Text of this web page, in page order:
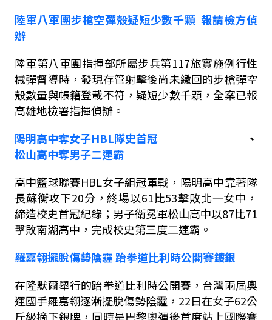
陸軍八軍團步槍空彈殼疑短少數千顆 報請檢方偵
辦
陸軍第八軍團指揮部所屬步兵第117旅實施例行性
械彈督導時，發現存管射擊後尚未繳回的步槍彈空
殼數量與帳籍登載不符，疑短少數千顆，全案已報
高雄地檢署指揮偵辦。
陽明高中奪女子HBL隊史首冠、
松山高中奪男子二連霸
高中籃球聯賽HBL女子組冠軍戰，陽明高中靠著隊
長蘇衡攻下20分，終場以61比53擊敗北一女中，
締造校史首冠紀錄；男子衛冕軍松山高中以87比71
擊敗南湖高中，完成校史第三度二連霸。
羅嘉翎擺脫傷勢陰霾跆拳道比利時公開賽鍍銀
在隆默爾舉行的跆拳道比利時公開賽，台灣兩屆奧
運國手羅嘉翎逐漸擺脫傷勢陰霾， 22日在女子62公
斤級摘下銀牌，同時是巴黎奧運後首度站上國際賽